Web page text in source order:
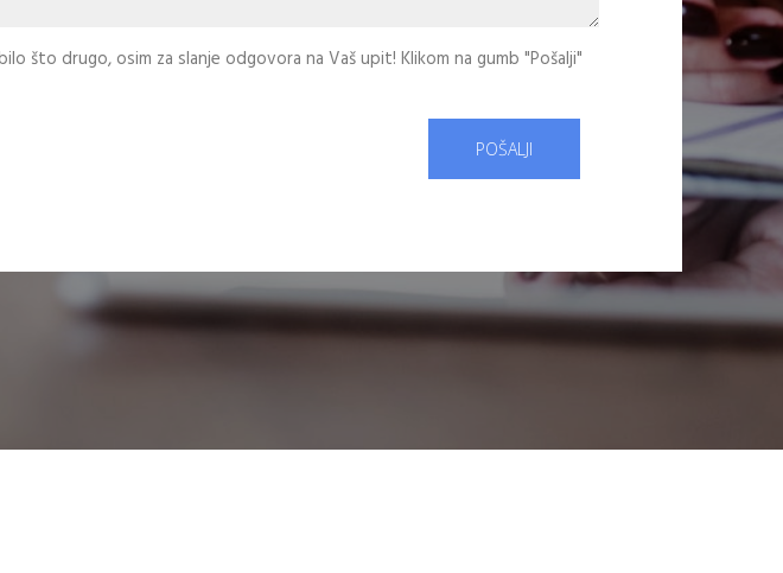
što drugo, osim za slanje odgovora na Vaš upit! Klikom na gumb "Pošalji"